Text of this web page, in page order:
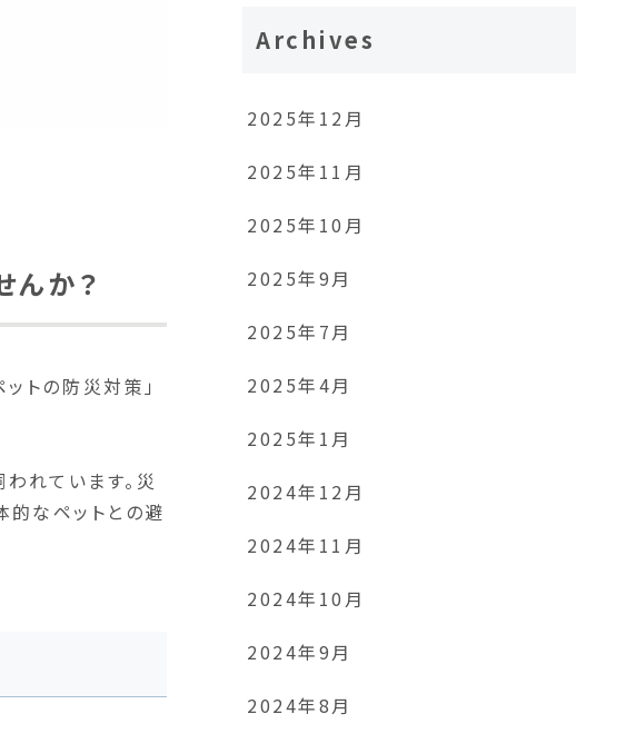
んか？
トの防災対策」
れています。災
的なペットとの避
Archives
2025年12月
2025年11月
2025年10月
2025年9月
2025年7月
2025年4月
2025年1月
2024年12月
2024年11月
2024年10月
2024年9月
2024年8月